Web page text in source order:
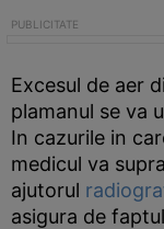
Excesul de aer
plamanul se va
In cazurile in
medicul va
ajutorul
asigura de